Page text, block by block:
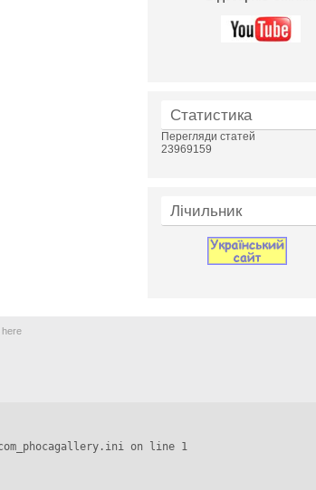
Статистика
Перегляди статей
23969159
Лічильник
here
on line 1